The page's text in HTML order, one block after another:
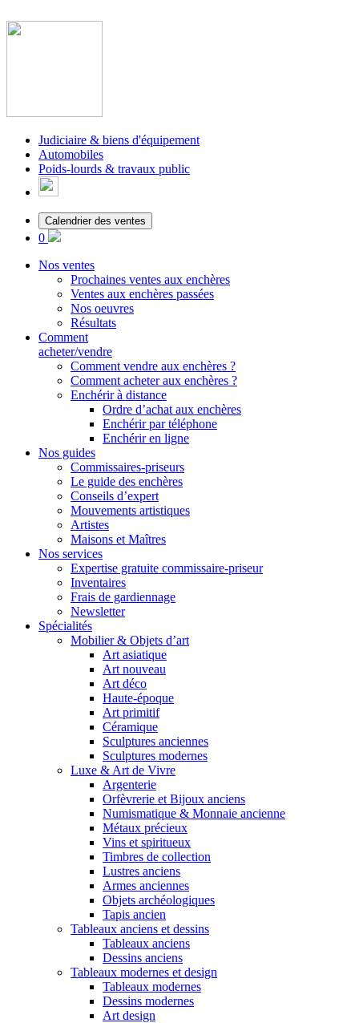
Judiciaire & biens d'équipement
Automobiles
Poids-lourds & travaux public
Calendrier des ventes
0
Nos ventes
Prochaines ventes aux enchères
Ventes aux enchères passées
Nos oeuvres
Résultats
Comment
acheter/vendre
Comment vendre aux enchères ?
Comment acheter aux enchères ?
Enchérir à distance
Ordre d’achat aux enchères
Enchérir par téléphone
Enchérir en ligne
Nos guides
Commissaires-priseurs
Le guide des enchères
Conseils d’expert
Mouvements artistiques
Artistes
Maisons et Maîtres
Nos services
Expertise gratuite commissaire-priseur
Inventaires
Frais de gardiennage
Newsletter
Spécialités
Mobilier & Objets d’art
Art asiatique
Art nouveau
Art déco
Haute-époque
Art primitif
Céramique
Sculptures anciennes
Sculptures modernes
Luxe & Art de Vivre
Argenterie
Orfèvrerie et Bijoux anciens
Numismatique & Monnaie ancienne
Métaux précieux
Vins et spiritueux
Timbres de collection
Lustres anciens
Armes anciennes
Objets archéologiques
Tapis ancien
Tableaux anciens et dessins
Tableaux anciens
Dessins anciens
Tableaux modernes et design
Tableaux modernes
Dessins modernes
Art design